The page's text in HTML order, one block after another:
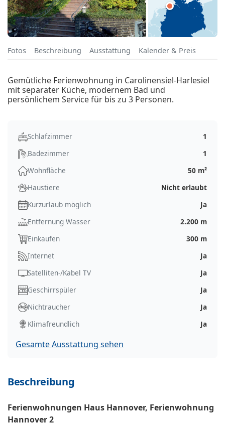
Fotos Beschreibung Ausstattung Kalender & Preis
Gemütliche Ferienwohnung in Carolinensiel-Harlesiel
mit separater Küche, modernem Bad und
persönlichem Service für bis zu 3 Personen.
Schlafzimmer
1
Badezimmer
1
Wohnfläche
50 m²
Haustiere
Nicht erlaubt
Kurzurlaub möglich
Ja
Entfernung Wasser
2.200 m
Einkaufen
300 m
Internet
Ja
Satelliten-/Kabel TV
Ja
Geschirrspüler
Ja
Nichtraucher
Ja
Klimafreundlich
Ja
Gesamte Ausstattung sehen
Beschreibung
Ferienwohnungen Haus Hannover, Ferienwohnung
Hannover 2